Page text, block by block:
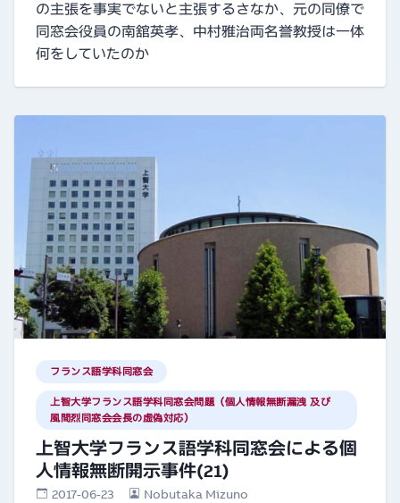
の主張を事実でないと主張するさなか、元の同僚で
同窓会役員の南舘英孝、中村雅治両名誉教授は一体
何をしていたのか
フランス語学科同窓会
上智大学フランス語学科同窓会問題（個人情報無断漏洩 及び
風間烈同窓会会長の虚偽対応）
上智大学フランス語学科同窓会による個
人情報無断開示事件(21)
2017-06-23 Nobutaka Mizuno